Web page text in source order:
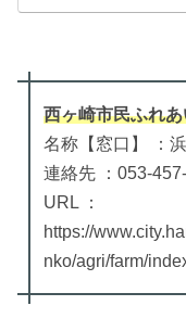
西ヶ崎市民ふれ
名称【窓口】 ：
連絡先 ：053-
URL ：
https://
nko/agri/farm/